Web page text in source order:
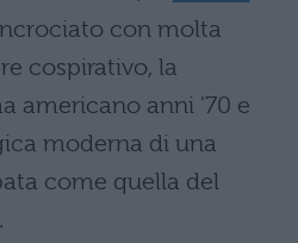
con molta
cospirativo, la
americano anni '70 e
moderna di una
come quella del